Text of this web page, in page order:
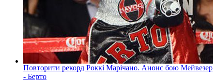
Повторити рекорд Роккі Марічано. Анонс бою Мейвезер
- Берто